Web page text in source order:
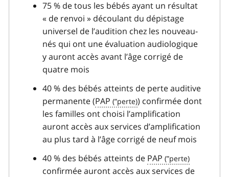
75 % de tous les bébés ayant un résultat
« de renvoi » découlant du dépistage
universel de l’audition chez les nouveau-
nés qui ont une évaluation audiologique
y auront accès avant l’âge corrigé de
quatre mois
40 % des bébés atteints de perte auditive
permanente (PAP
) confirmée dont
les familles ont choisi l’amplification
auront accès aux services d’amplification
au plus tard à l’âge corrigé de neuf mois
40 % des bébés atteints de PAP
confirmée auront accès aux services de